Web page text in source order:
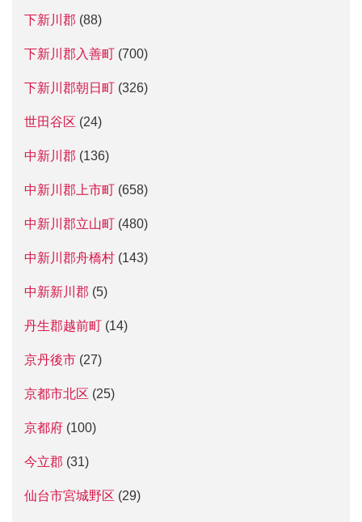
下新川郡 (88)
下新川郡入善町 (700)
下新川郡朝日町 (326)
世田谷区 (24)
中新川郡 (136)
中新川郡上市町 (658)
中新川郡立山町 (480)
中新川郡舟橋村 (143)
中新新川郡 (5)
丹生郡越前町 (14)
京丹後市 (27)
京都市北区 (25)
京都府 (100)
今立郡 (31)
仙台市宮城野区 (29)